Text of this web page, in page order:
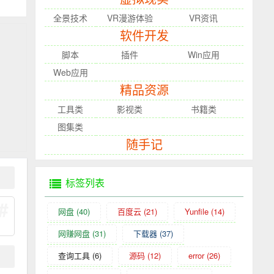
全景技术 VR漫游体验 VR资讯
软件开发
脚本 插件
Win应用
Web应用
精品资源
工具类 影视类
书籍类
图集类
随手记
标签列表
网盘(40) 百度云(21) Yunfile(14)
网赚网盘(31) 下载器(37)
查询工具(6) 源码(12) error(26)